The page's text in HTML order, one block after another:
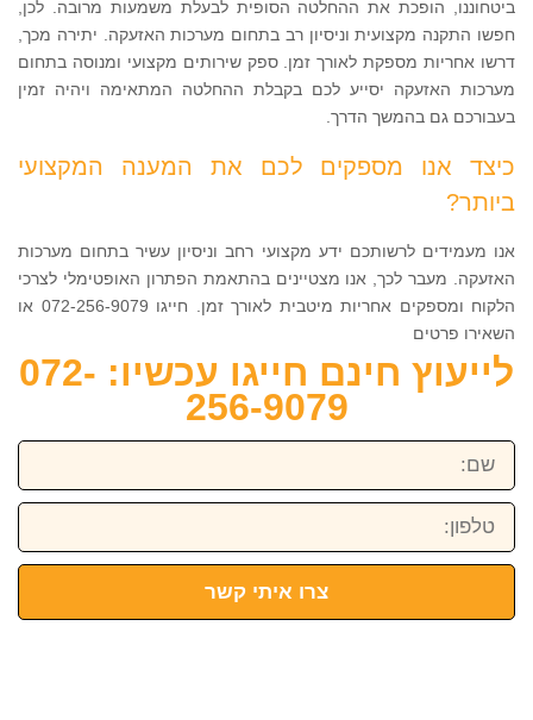
ביטחוננו, הופכת את ההחלטה הסופית לבעלת משמעות מרובה. לכן,
חפשו התקנה מקצועית וניסיון רב בתחום מערכות האזעקה. יתירה מכך,
דרשו אחריות מספקת לאורך זמן. ספק שירותים מקצועי ומנוסה בתחום
מערכות האזעקה יסייע לכם בקבלת ההחלטה המתאימה ויהיה זמין
בעבורכם גם בהמשך הדרך.
כיצד אנו מספקים לכם את המענה המקצועי
ביותר?
אנו מעמידים לרשותכם ידע מקצועי רחב וניסיון עשיר בתחום מערכות
האזעקה. מעבר לכך, אנו מצטיינים בהתאמת הפתרון האופטימלי לצרכי
הלקוח ומספקים אחריות מיטבית לאורך זמן. חייגו 072-256-9079 או
השאירו פרטים
לייעוץ חינם חייגו עכשיו: 072-
256-9079
שם:
טלפון:
צרו איתי קשר